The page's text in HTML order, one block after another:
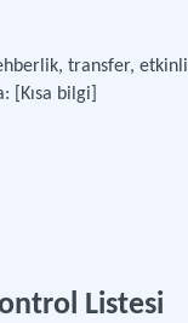
transfer,
[Kısa bilgi]
Listesi